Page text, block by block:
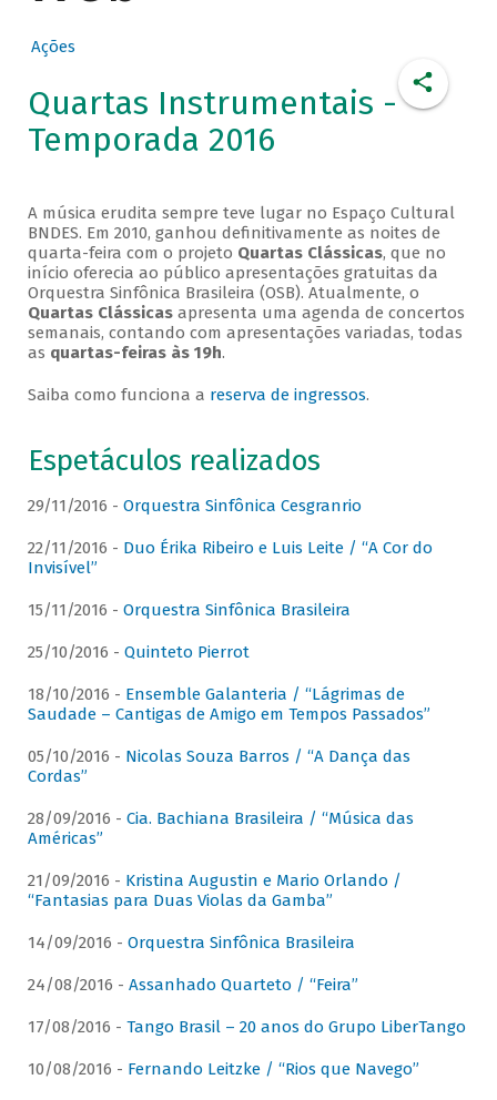
Ações
Quartas Instrumentais -
Temporada 2016
A música erudita sempre teve lugar no Espaço Cultural
BNDES. Em 2010, ganhou definitivamente as noites de
quarta-feira com o projeto Quartas Clássicas, que no
início oferecia ao público apresentações gratuitas da
Orquestra Sinfônica Brasileira (OSB). Atualmente, o
Quartas Clássicasapresenta uma agenda de concertos
semanais, contando com apresentações variadas, todas
as quartas-feiras às 19h.
Saiba como funciona a reserva de ingressos.
Espetáculos realizados
29/11/2016 - Orquestra Sinfônica Cesgranrio
22/11/2016 - Duo Érika Ribeiro e Luis Leite / “A Cor do
Invisível”
15/11/2016 - Orquestra Sinfônica Brasileira
25/10/2016 - Quinteto Pierrot
18/10/2016 - Ensemble Galanteria / “Lágrimas de
Saudade – Cantigas de Amigo em Tempos Passados”
05/10/2016 - Nicolas Souza Barros / “A Dança das
Cordas”
28/09/2016 - Cia. Bachiana Brasileira / “Música das
Américas”
21/09/2016 - Kristina Augustin e Mario Orlando /
“Fantasias para Duas Violas da Gamba”
14/09/2016 - Orquestra Sinfônica Brasileira
24/08/2016 - Assanhado Quarteto / “Feira”
17/08/2016 - Tango Brasil – 20 anos do Grupo LiberTango
10/08/2016 - Fernando Leitzke / “Rios que Navego”